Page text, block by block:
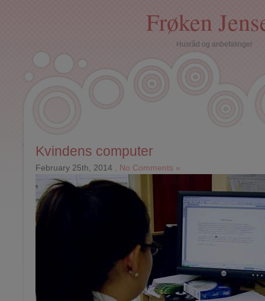
Frøken
Husråd og anbefalinger
Kvindens computer
February 25th, 2014 No Comments »